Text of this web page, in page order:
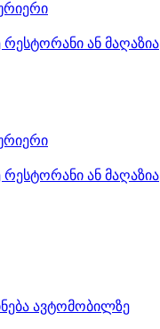
რესტორანი ან მაღაზია
რესტორანი ან მაღაზია
ავტომობილზე